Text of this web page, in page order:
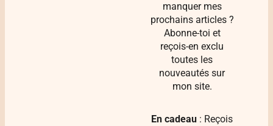
manquer mes
prochains articles ?
Abonne-toi et
reçois-en exclu
toutes les
nouveautés sur
mon site.
En cadeau : Reçois